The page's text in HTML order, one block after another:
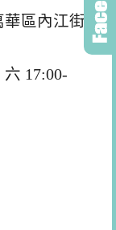
華區內江街
17:00-